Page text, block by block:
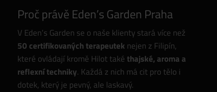
Proč právě Eden’s Garden Praha
V Eden’s Garden se o naše klienty stará více než
50 certifikovaných terapeutek nejen z Filipín,
které ovládají kromě Hilot takéthajské, aroma a
reflexní techniky. Každá z nich má cit pro tělo i
dotek, který je pevný, ale laskavý.